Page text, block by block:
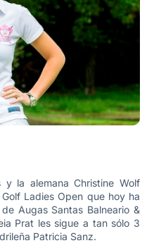
y la alemana Christine Wolf
Ladies Open que hoy ha
Augas Santas Balneario &
Prat les sigue a tan sólo 3
Patricia Sanz.